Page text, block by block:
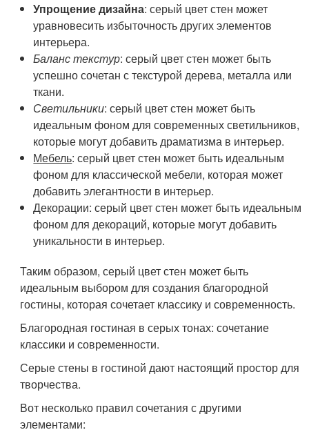
Упрощение дизайна: серый цвет стен может
уравновесить избыточность других элементов
интерьера.
Баланс текстур: серый цвет стен может быть
успешно сочетан с текстурой дерева, металла или
ткани.
Светильники: серый цвет стен может быть
идеальным фоном для современных светильников,
которые могут добавить драматизма в интерьер.
Мебель: серый цвет стен может быть идеальным
фоном для классической мебели, которая может
добавить элегантности в интерьер.
Декорации: серый цвет стен может быть идеальным
фоном для декораций, которые могут добавить
уникальности в интерьер.
Таким образом, серый цвет стен может быть
идеальным выбором для создания благородной
гостины, которая сочетает классику и современность.
Благородная гостиная в серых тонах: сочетание
классики и современности.
Серые стены в гостиной дают настоящий простор для
творчества.
Вот несколько правил сочетания с другими
элементами: